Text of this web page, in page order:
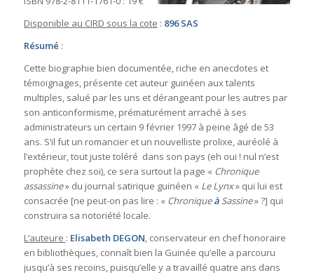
Disponible au CIRD sous la cote : 896 SAS
Résumé :
Cette biographie bien documentée, riche en anecdotes et
témoignages, présente cet auteur guinéen aux talents
multiples, salué par les uns et dérangeant pour les autres par
son anticonformisme, prématurément arraché à ses
administrateurs un certain 9 février 1997 à peine âgé de 53
ans. S’il fut un romancier et un nouvelliste prolixe, auréolé à
l’extérieur, tout juste toléré dans son pays (eh oui ! nul n’est
prophète chez soi), ce sera surtout la page « Chronique
assassine» du journal satirique guinéen « Le Lynx» qui lui est
consacrée [ne peut-on pas lire : « ChroniqueàSassine» ?] qui
construira sa notoriété locale.
L’auteure : Elisabeth DEGON, conservateur en chef honoraire
en bibliothèques, connaît bien la Guinée qu’elle a parcouru
jusqu’à ses recoins, puisqu’elle y a travaillé quatre ans dans